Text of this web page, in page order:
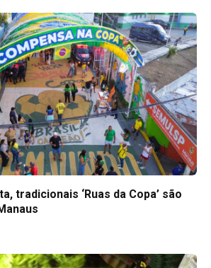
tradicionais ‘Ruas da Copa’ são